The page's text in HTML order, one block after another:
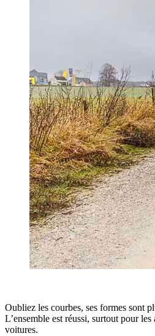
Oubliez les courbes, ses formes sont
L’ensemble est réussi, surtout pour
voitures.